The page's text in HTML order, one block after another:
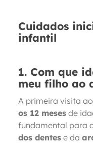
Cuidados
infantil
1. Com que
meu filho ao
A primeira visita
os 12 meses de
fundamental para
dos dentes e da